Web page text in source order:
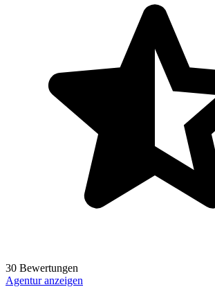
30 Bewertungen
Agentur anzeigen